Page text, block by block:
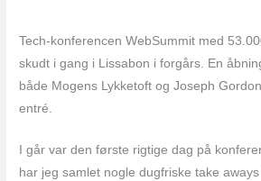
Tech-konferencen WebSummit med
skudt i gang i Lissabon i forgårs. En
både Mogens Lykketoft og Joseph
entré.
I går var den første rigtige dag på
har jeg samlet nogle dugfriske take